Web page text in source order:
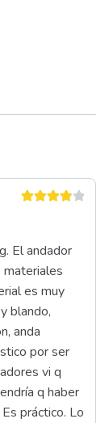
El andador
materiales
es muy
blando,
anda
por ser
vi q
q haber
práctico. Lo